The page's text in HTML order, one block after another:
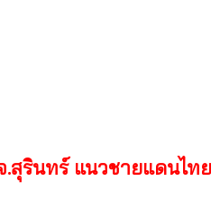
.สุรินทร์ แนวชายแดนไ